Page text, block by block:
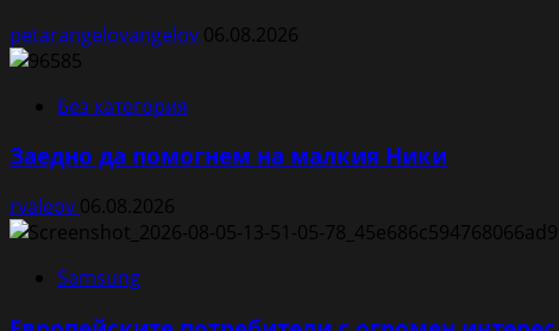
petarangelovangelov 06.08.2026
Без категория
Заедно да помогнем на малкия Ники
rvaleov 06.08.2026
Samsung